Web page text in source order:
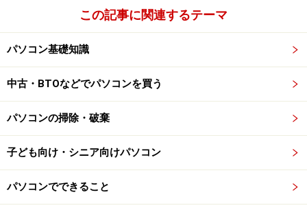
この記事に関連するテーマ
パソコン基礎知識
中古・BTOなどでパソコンを買う
パソコンの掃除・破棄
子ども向け・シニア向けパソコン
パソコンでできること